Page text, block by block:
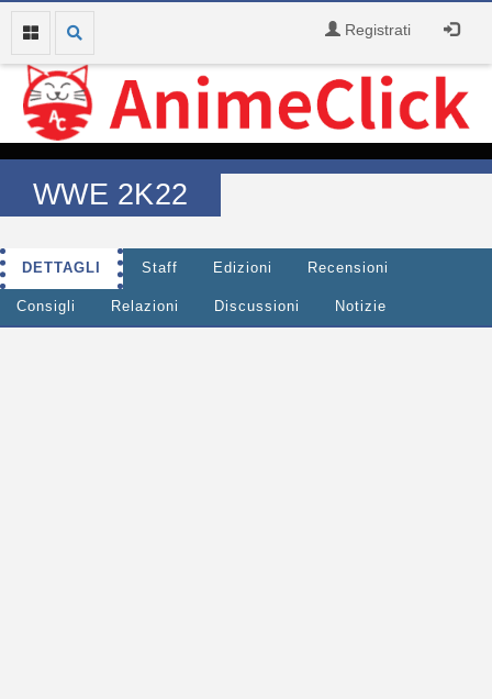
Registrati
WWE 2K22
DETTAGLI Staff Edizioni Recensioni
Consigli Relazioni Discussioni Notizie